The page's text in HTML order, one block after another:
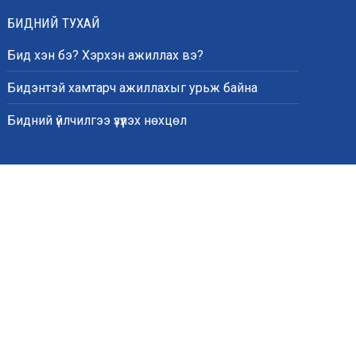
БИДНИЙ ТУХАЙ
Бид хэн бэ? Хэрхэн ажиллах вэ?
Бидэнтэй хамтарч ажиллахыг урьж байна
Бидний үйлчилгээ үзүүлэх нөхцөл